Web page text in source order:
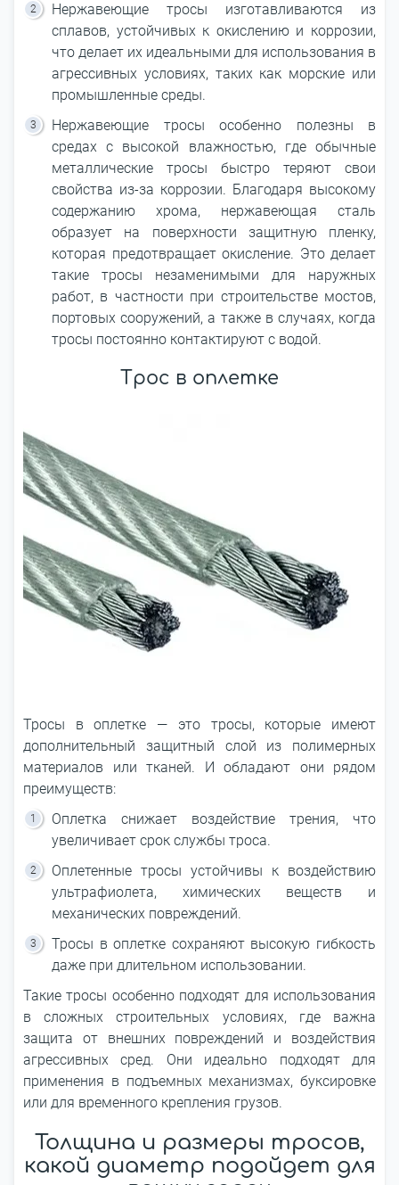
Нержавеющие тросы изготавливаются из
сплавов, устойчивых к окислению и коррозии,
что делает их идеальными для использования в
агрессивных условиях, таких как морские или
промышленные среды.
Нержавеющие тросы особенно полезны в
средах с высокой влажностью, где обычные
металлические тросы быстро теряют свои
свойства из-за коррозии. Благодаря высокому
содержанию хрома, нержавеющая сталь
образует на поверхности защитную пленку,
которая предотвращает окисление. Это делает
такие тросы незаменимыми для наружных
работ, в частности при строительстве мостов,
портовых сооружений, а также в случаях, когда
тросы постоянно контактируют с водой.
Трос в оплетке
Тросы в оплетке ― это тросы, которые имеют
дополнительный защитный слой из полимерных
материалов или тканей. И обладают они рядом
преимуществ:
Оплетка снижает воздействие трения, что
увеличивает срок службы троса.
Оплетенные тросы устойчивы к воздействию
ультрафиолета, химических веществ и
механических повреждений.
Тросы в оплетке сохраняют высокую гибкость
даже при длительном использовании.
Такие тросы особенно подходят для использования
в сложных строительных условиях, где важна
защита от внешних повреждений и воздействия
агрессивных сред. Они идеально подходят для
применения в подъемных механизмах, буксировке
или для временного крепления грузов.
Толщина и размеры тросов,
какой диаметр подойдет для